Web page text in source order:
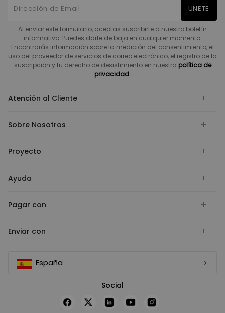
UNETE
Al enviar este formulario, aceptas suscribirte a nuestro boletín
informativo. Puedes darte de baja en cualquier momento.
Encontrarás información sobre la medición del consentimiento, el
uso del proveedor de servicios de correo electrónico, el registro de la
suscripción y tu derecho de desistimiento en nuestra política de
privacidad.
Atención al Cliente
Sobre Nosotros
Proyecto
Ayuda
Pagar con
Enviar con
España
Social